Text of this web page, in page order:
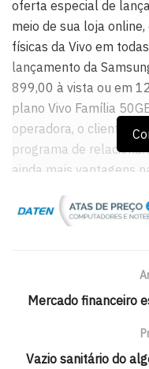
oferta especial de
meio de sua loja
físicas da Vivo em
lançamento da
899,00 à vista ou em
plano Vivo Família
operadora, o cliente
programa de
ainda mais vantagens
Além disso, como
16/9, os
entregar seu aparelho
câmera Gear 360,
experiência de
Mercado financeiro
Vazio sanitário do